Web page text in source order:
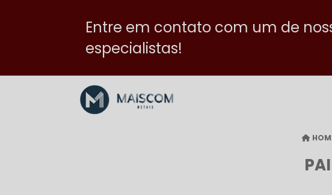
Entre em contato com um de
especialistas!